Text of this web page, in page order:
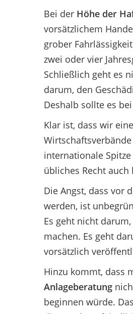
Bei der Höhe der
vorsätzlichem
grober
zwei oder vier
Schließlich geht es
darum, den
Deshalb sollte es
Klar ist, dass wir
internationale
übliches Recht
Die Angst, dass vor
werden, ist
Es geht nicht
machen. Es geht
vorsätzlich
Hinzu kommt, dass
Anlageberatung
beginnen würde.